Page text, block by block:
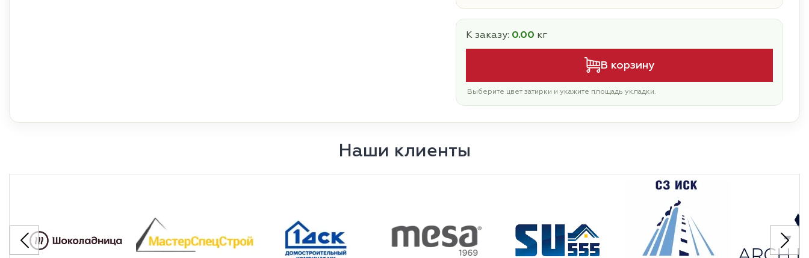
К заказу: 0.00 кг
В корзину
Выберите цвет затирки и укажите площадь укладки.
Наши клиенты